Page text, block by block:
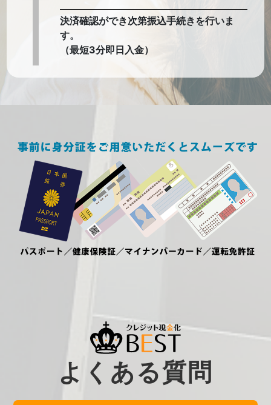
決済確認ができ次第振込手続きを行いま
す。
（最短3分即日入金）
よくある質問